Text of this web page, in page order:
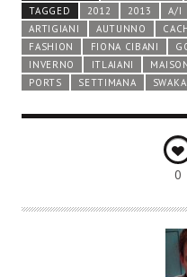
TAGGED
2012 2013 A/I
ARTIGIANI
AUTUNNO
FASHION
FIONA CIBANI
INVERNO
ITLAIANI
PORTS
SETTIMANA
0